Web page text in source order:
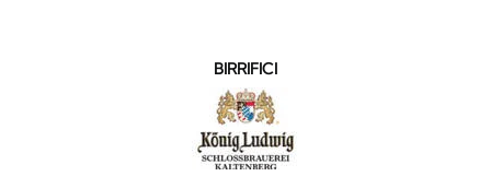
BIRRIFICI